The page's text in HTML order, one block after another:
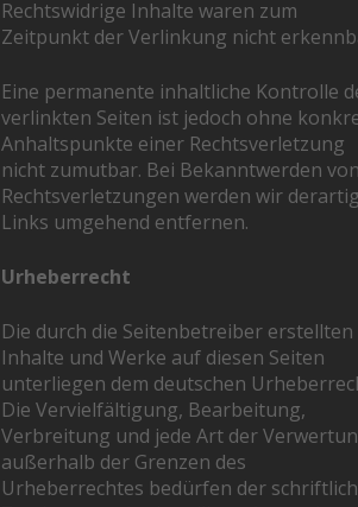
Rechtswidrige Inhalte waren zum
Zeitpunkt der Verlinkung nicht
Eine permanente inhaltliche Kontrolle
verlinkten Seiten ist jedoch ohne
Anhaltspunkte einer Rechtsverletzung
nicht zumutbar. Bei Bekanntwerden von
Rechtsverletzungen werden wir
Links umgehend entfernen.
Urheberrecht
Die durch die Seitenbetreiber erstellten
Inhalte und Werke auf diesen Seiten
unterliegen dem deutschen
Die Vervielfältigung, Bearbeitung,
Verbreitung und jede Art der
außerhalb der Grenzen des
Urheberrechtes bedürfen der